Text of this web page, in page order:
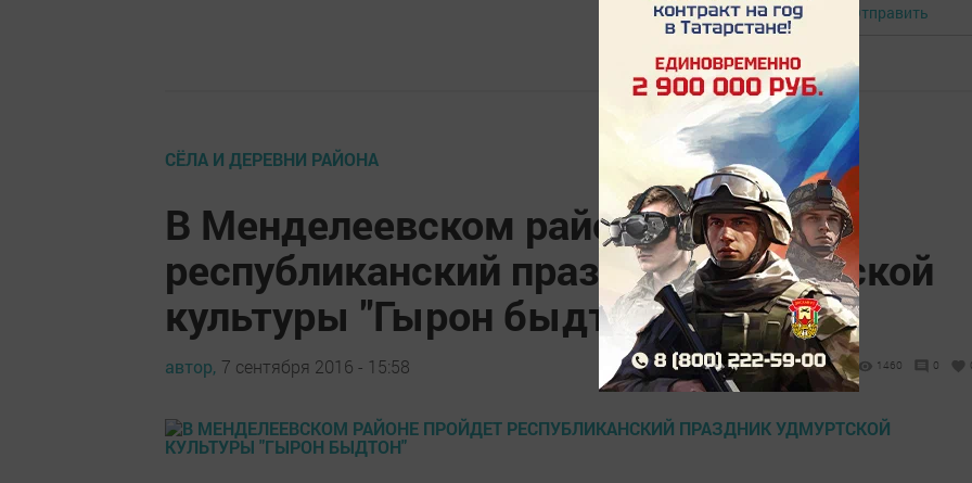
Авторизоваться Отправить
СЁЛА И ДЕРЕВНИ РАЙОНА
В Менделеевском районе пройдет
республиканский праздник удмуртской
культуры "Гырон быдтон"
автор, 7 сентября 2016 - 15:58 1460 0